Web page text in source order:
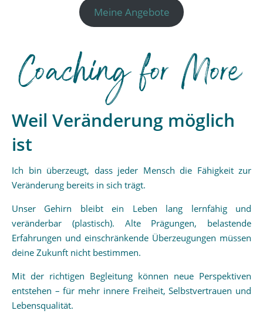
Meine Angebote
Weil Veränderung möglich
ist
Ich bin überzeugt, dass jeder Mensch die Fähigkeit zur
Veränderung bereits in sich trägt.
Unser Gehirn bleibt ein Leben lang lernfähig und
veränderbar (plastisch). Alte Prägungen, belastende
Erfahrungen und einschränkende Überzeugungen müssen
deine Zukunft nicht bestimmen.
Mit der richtigen Begleitung können neue Perspektiven
entstehen – für mehr innere Freiheit, Selbstvertrauen und
Lebensqualität.